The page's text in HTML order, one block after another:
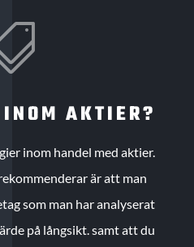
AKTIER?
inom handel med aktier.
är att man
som man har analyserat
på långsikt. samt att du